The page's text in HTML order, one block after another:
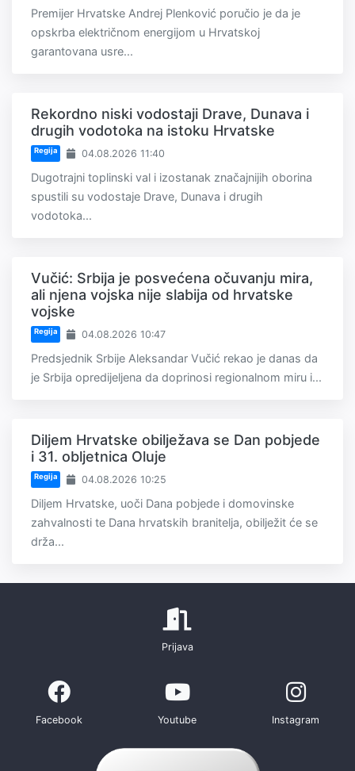
Premijer Hrvatske Andrej Plenković poručio je da je
opskrba električnom energijom u Hrvatskoj
garantovana usre...
Rekordno niski vodostaji Drave, Dunava i
drugih vodotoka na istoku Hrvatske
Regija 04.08.2026 11:40
Dugotrajni toplinski val i izostanak značajnijih oborina
spustili su vodostaje Drave, Dunava i drugih
vodotoka...
Vučić: Srbija je posvećena očuvanju mira,
ali njena vojska nije slabija od hrvatske
vojske
Regija 04.08.2026 10:47
Predsjednik Srbije Aleksandar Vučić rekao je danas da
je Srbija opredijeljena da doprinosi regionalnom miru i...
Diljem Hrvatske obilježava se Dan pobjede
i 31. obljetnica Oluje
Regija 04.08.2026 10:25
Diljem Hrvatske, uoči Dana pobjede i domovinske
zahvalnosti te Dana hrvatskih branitelja, obilježit će se
drža...
Prijava
Facebook Youtube Instagram